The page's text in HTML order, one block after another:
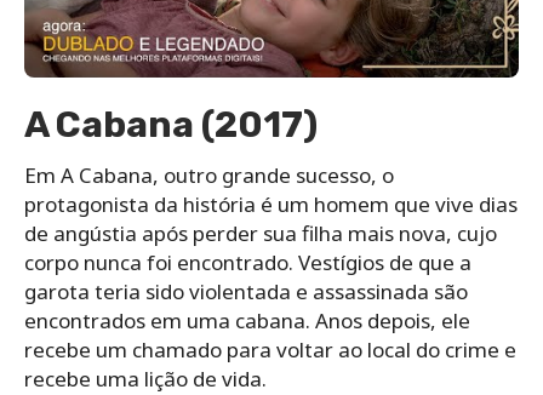
A Cabana (2017)
Em A Cabana, outro grande sucesso, o
protagonista da história é um homem que vive dias
de angústia após perder sua filha mais nova, cujo
corpo nunca foi encontrado. Vestígios de que a
garota teria sido violentada e assassinada são
encontrados em uma cabana. Anos depois, ele
recebe um chamado para voltar ao local do crime e
recebe uma lição de vida.